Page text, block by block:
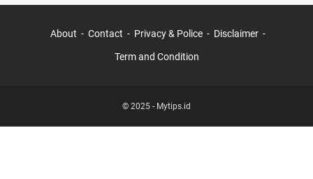
About Contact Privacy & Police Disclaimer
Term and Condition
© 2025 - Mytips.id